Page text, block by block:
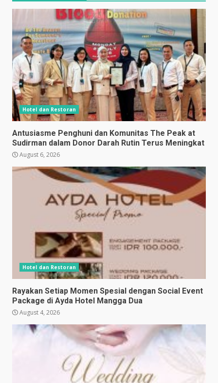
Hotel dan Restoran
Antusiasme Penghuni dan Komunitas The Peak at
Sudirman dalam Donor Darah Rutin Terus Meningkat
August 6, 2026
Hotel dan Restoran
Rayakan Setiap Momen Spesial dengan Social Event
Package di Ayda Hotel Mangga Dua
August 4, 2026